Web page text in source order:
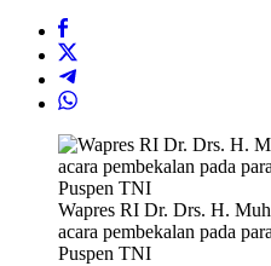
Wapres RI Dr. Drs. H.
acara pembekalan pada
Puspen TNI